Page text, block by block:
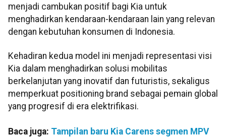
menjadi cambukan positif bagi Kia untuk
menghadirkan kendaraan-kendaraan lain yang relevan
dengan kebutuhan konsumen di Indonesia.
Kehadiran kedua model ini menjadi representasi visi
Kia dalam menghadirkan solusi mobilitas
berkelanjutan yang inovatif dan futuristis, sekaligus
memperkuat positioning brand sebagai pemain global
yang progresif di era elektrifikasi.
Baca juga: Tampilan baru Kia Carens segmen MPV